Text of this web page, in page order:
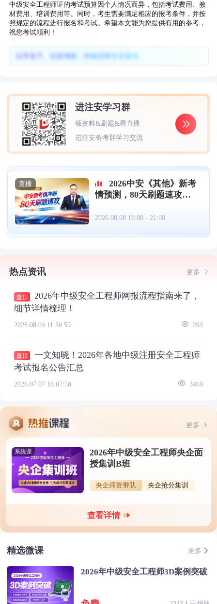
中级安全工程师证的考试预算因个人情况而异，包括考试费用、教
材费用、培训费用等。同时，考生需要满足相应的报考条件，并按
照规定的流程进行报名和考试。希望本文能为您提供有用的参考，
祝您考试顺利！
以学促干、以技增效，持续深耕专业领域。
进注安学习群
领资料&刷题&看直播
进注安备考群学习交流
直播
2026中安《其他》新考
情预测，80天刷题速攻
2026.08.08 19:00 - 21:00
热点资讯 更多
2026年中级安全工程师网报流程指南来了，
细节详情梳理！
2026.08.04 11:50:59 264
一文知晓！2026年各地中级注册安全工程师
考试报名公告汇总
2026.07.07 16:07:58 3469
更多
系统课
2026年中级安全工程师央企面
授集训B班
央企师资带队 央企抢分集训
查看详情
精选微课 更多
2026年中级安全工程师3D案例突破